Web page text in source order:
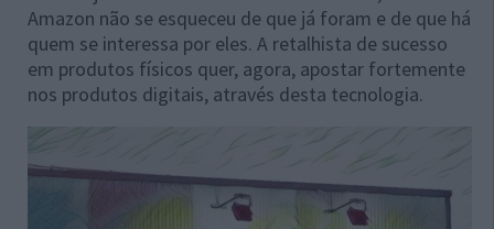
Amazon não se esqueceu de que já foram e de que há
quem se interessa por eles. A retalhista de sucesso
em produtos físicos quer, agora, apostar fortemente
nos produtos digitais, através desta tecnologia.